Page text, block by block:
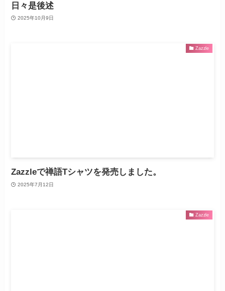
日々是後述
2025年10月9日
Zazzle
Zazzleで禅語Tシャツを発売しました。
2025年7月12日
Zazzle